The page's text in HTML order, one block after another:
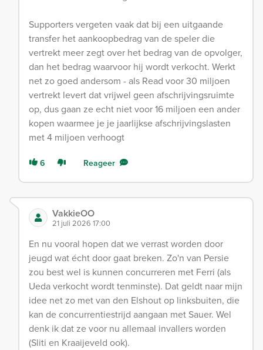
Supporters vergeten vaak dat bij een uitgaande
transfer het aankoopbedrag van de speler die
vertrekt meer zegt over het bedrag van de opvolger,
dan het bedrag waarvoor hij wordt verkocht. Werkt
net zo goed andersom - als Read voor 30 miljoen
vertrekt levert dat vrijwel geen afschrijvingsruimte
op, dus gaan ze echt niet voor 16 miljoen een ander
kopen waarmee je je jaarlijkse afschrijvingslasten
met 4 miljoen verhoogt
6 Reageer
VakkieOO
21 juli 2026 17:00
En nu vooral hopen dat we verrast worden door
jeugd wat écht door gaat breken. Zo'n van Persie
zou best wel is kunnen concurreren met Ferri (als
Ueda verkocht wordt tenminste). Dat geldt naar mijn
idee net zo met van den Elshout op linksbuiten, die
kan de concurrentiestrijd aangaan met Sauer. Wel
denk ik dat ze voor nu allemaal invallers worden
(Sliti en Kraaijeveld ook).